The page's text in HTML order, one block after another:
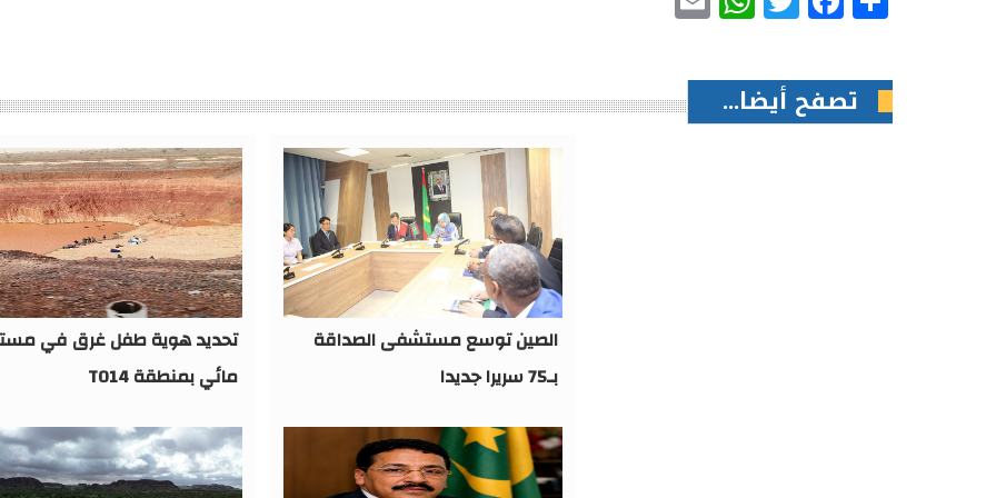
تصفح أيضا...
تحديد هوية طفل غرق في
مائي بمنطقة TO14
الصين توسع مستشفى الصداقة
بـ75 سريرا جديدا